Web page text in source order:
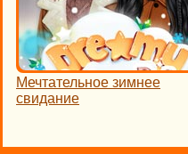
Мечтательное зимнее
свидание